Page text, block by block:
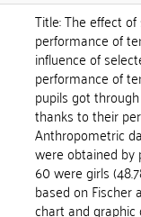
Title: The effect
performance of
influence of
performance of
pupils got
thanks to their
Anthropometric
were obtained by
60 were girls
based on
chart and